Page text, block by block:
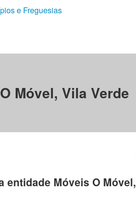
e Freguesias
Móvel, Vila Verde
entidade Móveis O Móvel,